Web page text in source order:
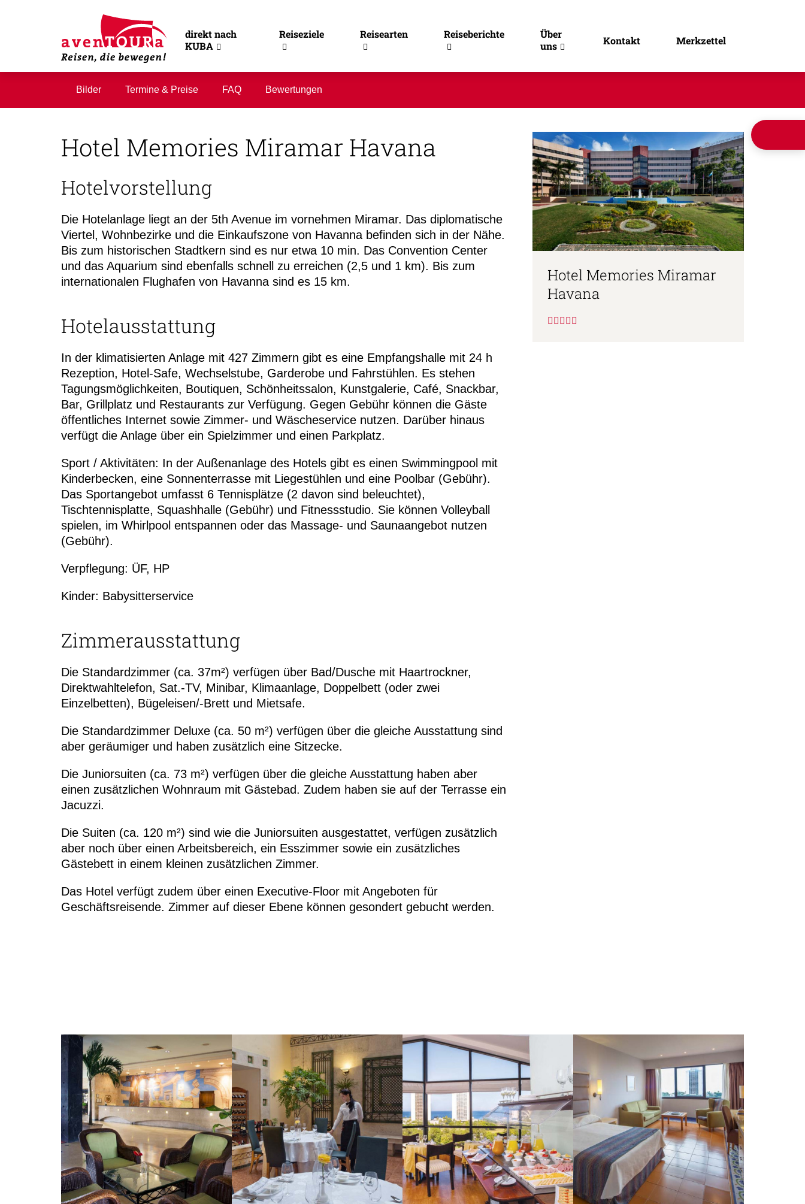
direkt nach
KUBA
Reiseziele Reisearten Reiseberichte
Über
uns
Kontakt Merkzettel
Bilder Termine & Preise FAQ Bewertungen
Hotel Memories Miramar Havana
Hotelvorstellung
Die Hotelanlage liegt an der 5th Avenue im vornehmen Miramar. Das diplomatische
Viertel, Wohnbezirke und die Einkaufszone von Havanna befinden sich in der Nähe.
Bis zum historischen Stadtkern sind es nur etwa 10 min. Das Convention Center
und das Aquarium sind ebenfalls schnell zu erreichen (2,5 und 1 km). Bis zum
internationalen Flughafen von Havanna sind es 15 km.
Hotelausstattung
In der klimatisierten Anlage mit 427 Zimmern gibt es eine Empfangshalle mit 24 h
Rezeption, Hotel-Safe, Wechselstube, Garderobe und Fahrstühlen. Es stehen
Tagungsmöglichkeiten, Boutiquen, Schönheitssalon, Kunstgalerie, Café, Snackbar,
Bar, Grillplatz und Restaurants zur Verfügung. Gegen Gebühr können die Gäste
öffentliches Internet sowie Zimmer- und Wäscheservice nutzen. Darüber hinaus
verfügt die Anlage über ein Spielzimmer und einen Parkplatz.
Sport / Aktivitäten: In der Außenanlage des Hotels gibt es einen Swimmingpool mit
Kinderbecken, eine Sonnenterrasse mit Liegestühlen und eine Poolbar (Gebühr).
Das Sportangebot umfasst 6 Tennisplätze (2 davon sind beleuchtet),
Tischtennisplatte, Squashhalle (Gebühr) und Fitnessstudio. Sie können Volleyball
spielen, im Whirlpool entspannen oder das Massage- und Saunaangebot nutzen
(Gebühr).
Verpflegung: ÜF, HP
Kinder: Babysitterservice
Zimmerausstattung
Die Standardzimmer (ca. 37m²) verfügen über Bad/Dusche mit Haartrockner,
Direktwahltelefon, Sat.-TV, Minibar, Klimaanlage, Doppelbett (oder zwei
Einzelbetten), Bügeleisen/-Brett und Mietsafe.
Die Standardzimmer Deluxe (ca. 50 m²) verfügen über die gleiche Ausstattung sind
aber geräumiger und haben zusätzlich eine Sitzecke.
Die Juniorsuiten (ca. 73 m²) verfügen über die gleiche Ausstattung haben aber
einen zusätzlichen Wohnraum mit Gästebad. Zudem haben sie auf der Terrasse ein
Jacuzzi.
Die Suiten (ca. 120 m²) sind wie die Juniorsuiten ausgestattet, verfügen zusätzlich
aber noch über einen Arbeitsbereich, ein Esszimmer sowie ein zusätzliches
Gästebett in einem kleinen zusätzlichen Zimmer.
Das Hotel verfügt zudem über einen Executive-Floor mit Angeboten für
Geschäftsreisende. Zimmer auf dieser Ebene können gesondert gebucht werden.
Hotel Memories Miramar
Havana